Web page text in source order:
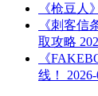
《枪豆人
《刺客信
取攻略
《
线！